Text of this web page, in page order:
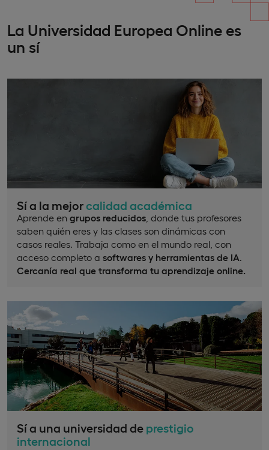
La Universidad Europea Online es
un sí
Sí a la mejorcalidad académica
Aprende en grupos reducidos , donde tus profesores
saben quién eres y las clases son dinámicas con
casos reales. Trabaja como en el mundo real, con
acceso completo a softwares y herramientas de IA
Cercanía real que transforma tu aprendizaje online.
Sí a una universidad de prestigio
internacional